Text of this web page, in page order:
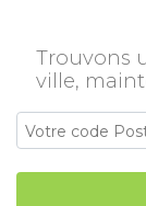
Trouvons
ville,